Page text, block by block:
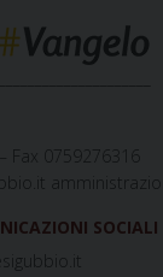
0759276316
SOCIALI